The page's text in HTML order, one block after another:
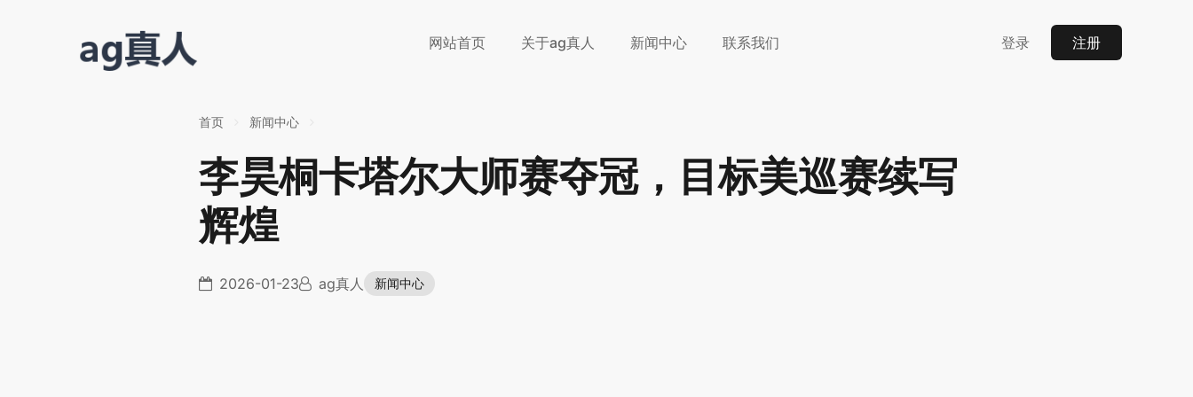
网站首页 关于ag真人 新闻中心 联系我们 登录 注册
首页 新闻中心
李昊桐卡塔尔大师赛夺冠，目标美巡赛续写
辉煌
2026-01-23 ag真人 新闻中心